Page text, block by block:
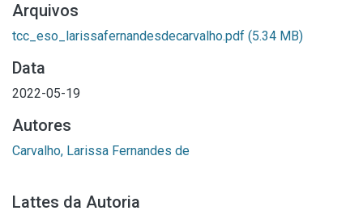
Arquivos
tcc_eso_larissafernandesdecarvalho.pdf (5.34 MB)
Data
2022-05-19
Autores
Carvalho, Larissa Fernandes de
Lattes da Autoria